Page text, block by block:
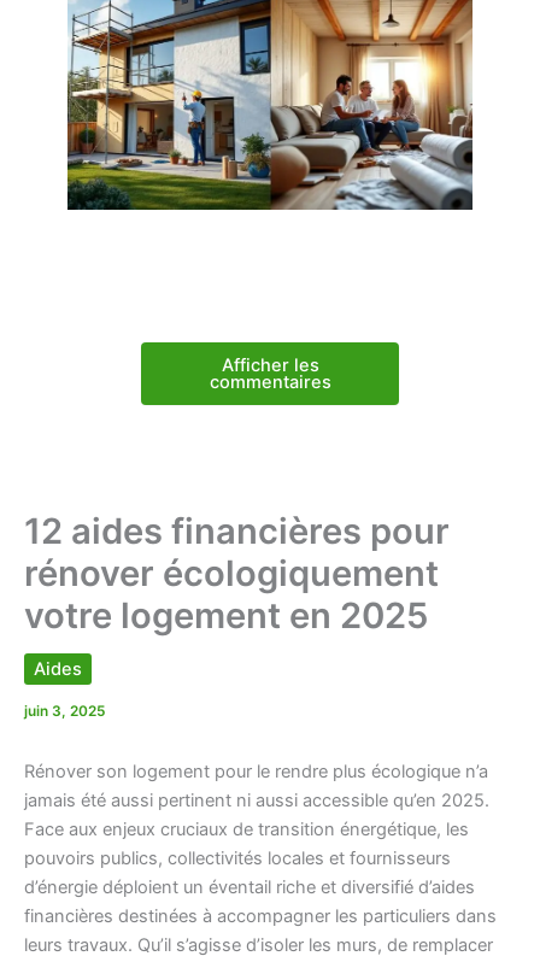
Afficher les
commentaires
12 aides financières pour
rénover écologiquement
votre logement en 2025
Aides
juin 3, 2025
Rénover son logement pour le rendre plus écologique n’a
jamais été aussi pertinent ni aussi accessible qu’en 2025.
Face aux enjeux cruciaux de transition énergétique, les
pouvoirs publics, collectivités locales et fournisseurs
d’énergie déploient un éventail riche et diversifié d’aides
financières destinées à accompagner les particuliers dans
leurs travaux. Qu’il s’agisse d’isoler les murs, de remplacer